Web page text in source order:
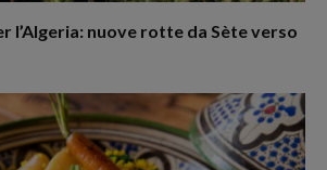
l’Algeria: nuove rotte da Sète verso